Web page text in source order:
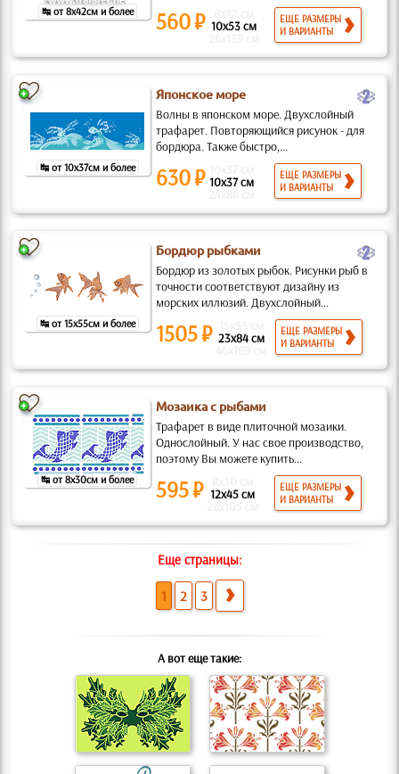
↹ от 8x42см и более 560 ₽ 10x53 см
ЕЩЕ РАЗМЕРЫ
И ВАРИАНТЫ
↹ от 10x37см и более
Японское море b
Волны в японском море. Двухслойный
трафарет. Повторяющийся рисунок - для
бордюра. Также быстро,...
630 ₽ 10x37 см
ЕЩЕ РАЗМЕРЫ
И ВАРИАНТЫ
↹ от 15x55см и более
Бордюр рыбками b
Бордюр из золотых рыбок. Рисунки рыб в
точности соответствуют дизайну из
морских иллюзий. Двухслойный...
1505 ₽ 23x84 см
ЕЩЕ РАЗМЕРЫ
И ВАРИАНТЫ
↹ от 8x30см и более
Мозаика с рыбами
Трафарет в виде плиточной мозаики.
Однослойный. У нас свое производство,
поэтому Вы можете купить...
595 ₽ 12x45 см
ЕЩЕ РАЗМЕРЫ
И ВАРИАНТЫ
Еще страницы:
1 2 3
А вот еще такие: